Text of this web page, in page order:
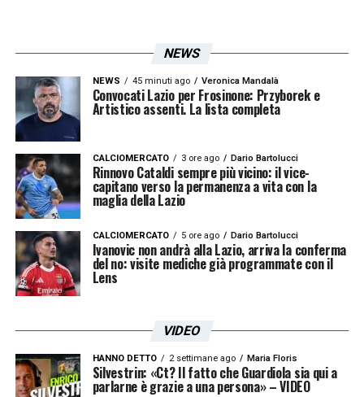
NEWS
NEWS 45 minuti ago Veronica Mandalà
Convocati Lazio per Frosinone: Przyborek e
Artistico assenti. La lista completa
CALCIOMERCATO 3 ore ago Dario Bartolucci
Rinnovo Cataldi sempre più vicino: il vice-
capitano verso la permanenza a vita con la
maglia della Lazio
CALCIOMERCATO 5 ore ago Dario Bartolucci
Ivanovic non andrà alla Lazio, arriva la conferma
del no: visite mediche già programmate con il
Lens
VIDEO
HANNO DETTO 2 settimane ago Maria Floris
Silvestrin: «Ct? Il fatto che Guardiola sia qui a
parlarne è grazie a una persona» – VIDEO